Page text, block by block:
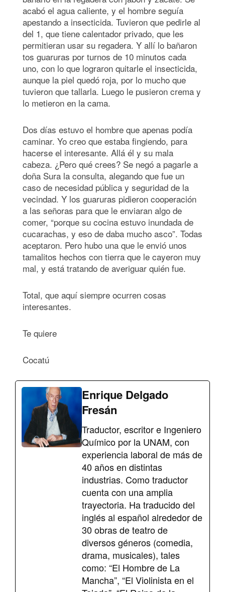
acabó el agua caliente, y el hombre seguía
apestando a insecticida. Tuvieron que pedirle al
del 1, que tiene calentador privado, que les
permitieran usar su regadera. Y allí lo bañaron
tos guaruras por turnos de 10 minutos cada
uno, con lo que lograron quitarle el insecticida,
aunque la piel quedó roja, por lo mucho que
tuvieron que tallarla. Luego le pusieron crema y
lo metieron en la cama.
Dos días estuvo el hombre que apenas podía
caminar. Yo creo que estaba fingiendo, para
hacerse el interesante. Allá él y su mala
cabeza. ¿Pero qué crees? Se negó a pagarle a
doña Sura la consulta, alegando que fue un
caso de necesidad pública y seguridad de la
vecindad. Y los guaruras pidieron cooperación
a las señoras para que le enviaran algo de
comer, “porque su cocina estuvo inundada de
cucarachas, y eso de daba mucho asco”. Todas
aceptaron. Pero hubo una que le envió unos
tamalitos hechos con tierra que le cayeron muy
mal, y está tratando de averiguar quién fue.
Total, que aquí siempre ocurren cosas
interesantes.
Te quiere
Cocatú
Enrique Delgado
Fresán
Traductor, escritor e Ingeniero
Químico por la UNAM, con
experiencia laboral de más de
40 años en distintas
industrias. Como traductor
cuenta con una amplia
trayectoria. Ha traducido del
inglés al español alrededor de
30 obras de teatro de
diversos géneros (comedia,
drama, musicales), tales
como: “El Hombre de La
Mancha”, “El Violinista en el